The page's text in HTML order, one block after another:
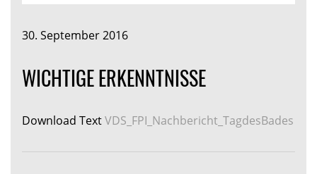
30. September 2016
WICHTIGE ERKENNTNISSE
Download TextVDS_FPI_Nachbericht_TagdesBades